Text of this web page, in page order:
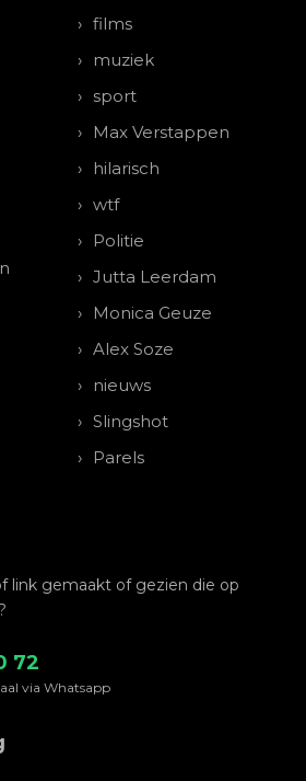
films
muziek
sport
Max Verstappen
hilarisch
wtf
Politie
Jutta Leerdam
Monica Geuze
Alex Soze
nieuws
Slingshot
Parels
link gemaakt of gezien die op
72
via Whatsapp